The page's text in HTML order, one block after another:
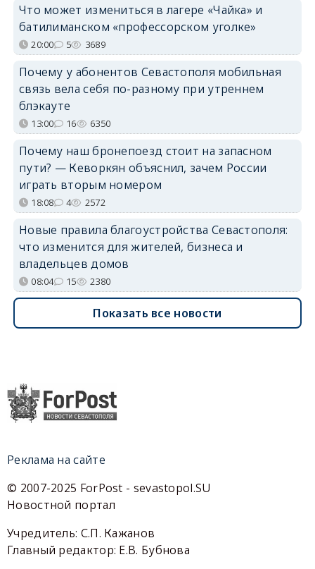
Что может измениться в лагере «Чайка» и
батилиманском «профессорском уголке»
20:00 5 3689
Почему у абонентов Севастополя мобильная
связь вела себя по-разному при утреннем
блэкауте
13:00 16 6350
Почему наш бронепоезд стоит на запасном
пути? — Кеворкян объяснил, зачем России
играть вторым номером
18:08 4 2572
Новые правила благоустройства Севастополя:
что изменится для жителей, бизнеса и
владельцев домов
08:04 15 2380
Показать все новости
Реклама на сайте
© 2007-2025 ForPost - sevastopol.SU
Новостной портал
Учредитель: С.П. Кажанов
Главный редактор: Е.В. Бубнова